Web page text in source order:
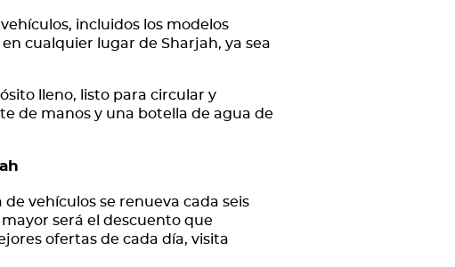
incluidos los modelos
cualquier lugar de Sharjah, ya sea
lleno, listo para circular y
de manos y una botella de agua de
vehículos se renueva cada seis
será el descuento que
ofertas de cada día, visita